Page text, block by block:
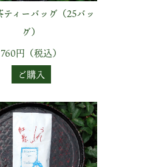
ティーバッグ（25バッ
グ）
760円（税込）
ご購入